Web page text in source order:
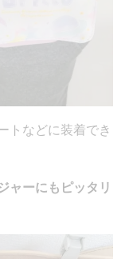
トなどに装着でき
ャーにもピッタリ